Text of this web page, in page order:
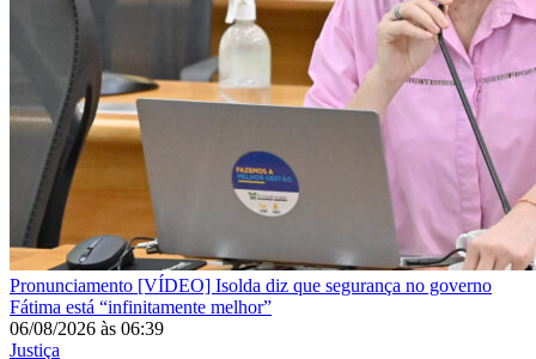
Pronunciamento [VÍDEO] Isolda diz que segurança no governo
Fátima está “infinitamente melhor”
06/08/2026 às 06:39
Justiça